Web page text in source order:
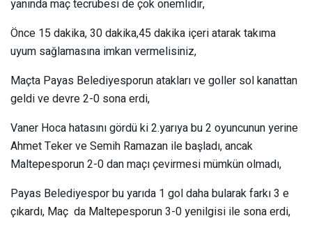
yanında maç tecrübesi de çok önemlidir,
Önce 15 dakika, 30 dakika,45 dakika içeri atarak takıma
uyum sağlamasına imkan vermelisiniz,
Maçta Payas Belediyesporun atakları ve goller sol kanattan
geldi ve devre 2-0 sona erdi,
Vaner Hoca hatasını gördü ki 2.yarıya bu 2 oyuncunun yerine
Ahmet Teker ve Semih Ramazan ile başladı, ancak
Maltepesporun 2-0 dan maçı çevirmesi mümkün olmadı,
Payas Belediyespor bu yarıda 1 gol daha bularak farkı 3 e
çıkardı, Maç da Maltepesporun 3-0 yenilgisi ile sona erdi,